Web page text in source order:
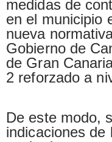
medidas de
en el municipio
nueva
Gobierno de
de Gran
2 reforzado a
De este modo,
indicaciones de